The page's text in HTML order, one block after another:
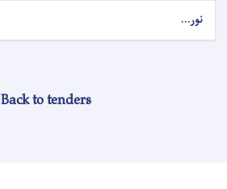
نور...
Back to tenders